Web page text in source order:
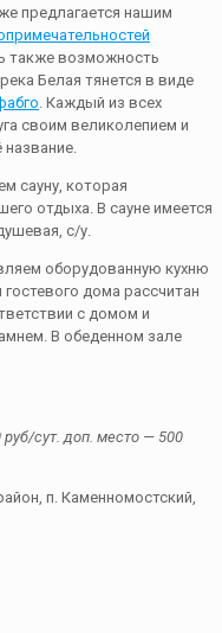
предлагается нашим
также возможность
Белая тянется в виде
. Каждый из всех
своим великолепием и
сауну, которая
отдыха. В сауне имеется
с/у.
оборудованную кухню
дома рассчитан
с домом и
В обеденном зале
сут. доп. место — 500
п. Каменномостский,